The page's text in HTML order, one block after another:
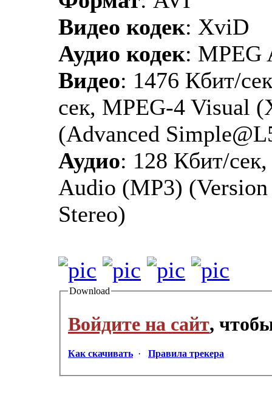
Видео кодек: XviD
Аудио кодек: MPEG
Видео: 1476 Кбит/
сек, MPEG-4 Visual
(Advanced
Аудио: 128 Кбит/
Audio (MP3)
Stereo)
Download
Войдите на сайт,
Как скачивать · Правила трекера